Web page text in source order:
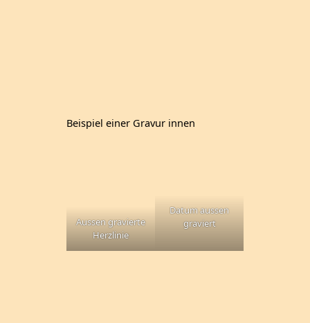
Beispiel einer Gravur innen
Aussen gravierte
Herzlinie
Datum aussen
graviert